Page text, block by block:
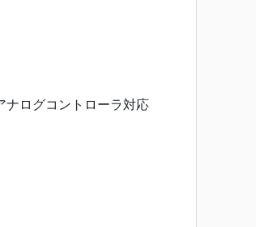
ナログコントローラ対応